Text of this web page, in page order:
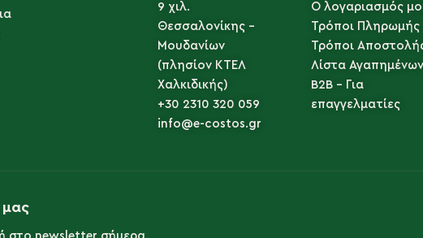
9 χιλ.
Θεσσαλονίκης -
Μουδανίων
(πλησίον ΚΤΕΛ
Χαλκιδικής)
+30 2310 320 059
info@e-costos.gr
Ο λογαριασμός
Τρόποι Πληρωμής
Τρόποι
Λίστα Αγαπημένων
B2B - Για
επαγγελματίες
μας